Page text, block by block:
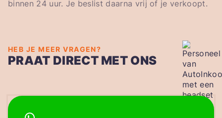
binnen 24 uur. Je beslist daarna vrij of je verkoopt.
HEB JE MEER VRAGEN?
PRAAT DIRECT MET ONS